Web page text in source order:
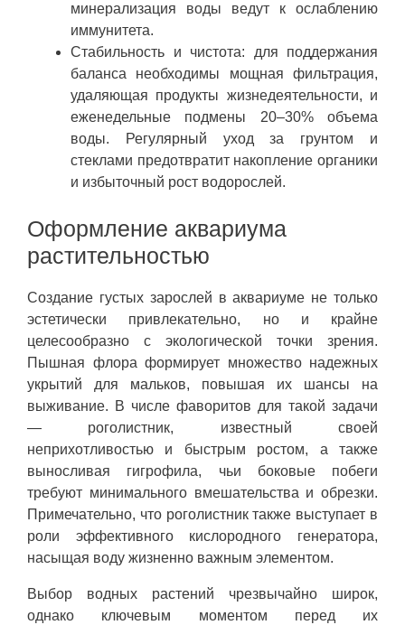
минерализация воды ведут к ослаблению
иммунитета.
Стабильность и чистота: для поддержания
баланса необходимы мощная фильтрация,
удаляющая продукты жизнедеятельности, и
еженедельные подмены 20–30% объема
воды. Регулярный уход за грунтом и
стеклами предотвратит накопление органики
и избыточный рост водорослей.
Оформление аквариума
растительностью
Создание густых зарослей в аквариуме не только
эстетически привлекательно, но и крайне
целесообразно с экологической точки зрения.
Пышная флора формирует множество надежных
укрытий для мальков, повышая их шансы на
выживание. В числе фаворитов для такой задачи
— роголистник, известный своей
неприхотливостью и быстрым ростом, а также
выносливая гигрофила, чьи боковые побеги
требуют минимального вмешательства и обрезки.
Примечательно, что роголистник также выступает в
роли эффективного кислородного генератора,
насыщая воду жизненно важным элементом.
Выбор водных растений чрезвычайно широк,
однако ключевым моментом перед их